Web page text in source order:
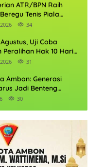
ATR/BPN Raih
Tenis Piala
DKI Jakarta 2026
34
Uji Coba
Peralihan Hak 10 Hari
Pertanahan
31
Ambon: Generasi
Jadi Benteng
30